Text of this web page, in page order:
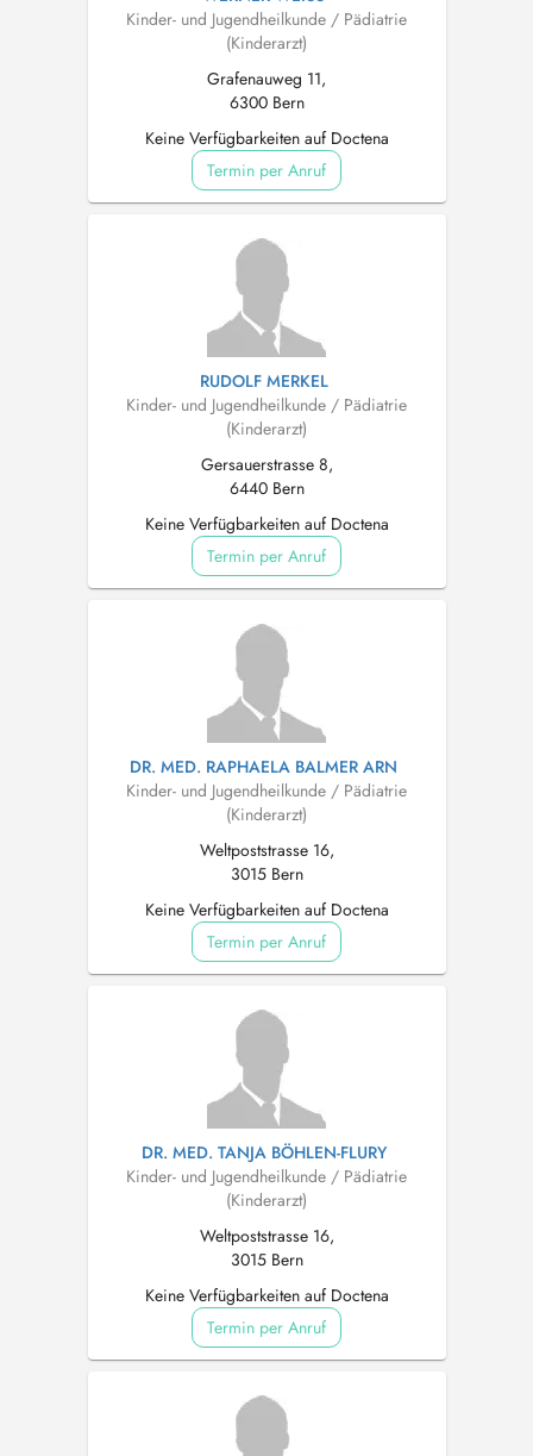
Kinder- und Jugendheilkunde / Pädiatrie
(Kinderarzt)
Grafenauweg 11,
6300 Bern
Keine Verfügbarkeiten auf Doctena
Termin per Anruf
RUDOLF MERKEL
Kinder- und Jugendheilkunde / Pädiatrie
(Kinderarzt)
Gersauerstrasse 8,
6440 Bern
Keine Verfügbarkeiten auf Doctena
Termin per Anruf
DR. MED. RAPHAELA BALMER ARN
Kinder- und Jugendheilkunde / Pädiatrie
(Kinderarzt)
Weltpoststrasse 16,
3015 Bern
Keine Verfügbarkeiten auf Doctena
Termin per Anruf
DR. MED. TANJA BÖHLEN-FLURY
Kinder- und Jugendheilkunde / Pädiatrie
(Kinderarzt)
Weltpoststrasse 16,
3015 Bern
Keine Verfügbarkeiten auf Doctena
Termin per Anruf